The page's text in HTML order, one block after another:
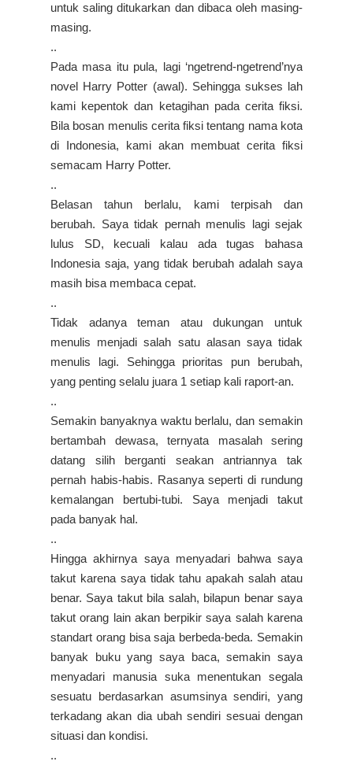
untuk saling ditukarkan dan dibaca oleh masing-
masing.
..
Pada masa itu pula, lagi ‘ngetrend-ngetrend’nya
novel Harry Potter (awal). Sehingga sukses lah
kami kepentok dan ketagihan pada cerita fiksi.
Bila bosan menulis cerita fiksi tentang nama kota
di Indonesia, kami akan membuat cerita fiksi
semacam Harry Potter.
..
Belasan tahun berlalu, kami terpisah dan
berubah. Saya tidak pernah menulis lagi sejak
lulus SD, kecuali kalau ada tugas bahasa
Indonesia saja, yang tidak berubah adalah saya
masih bisa membaca cepat.
..
Tidak adanya teman atau dukungan untuk
menulis menjadi salah satu alasan saya tidak
menulis lagi. Sehingga prioritas pun berubah,
yang penting selalu juara 1 setiap kali raport-an.
..
Semakin banyaknya waktu berlalu, dan semakin
bertambah dewasa, ternyata masalah sering
datang silih berganti seakan antriannya tak
pernah habis-habis. Rasanya seperti di rundung
kemalangan bertubi-tubi. Saya menjadi takut
pada banyak hal.
..
Hingga akhirnya saya menyadari bahwa saya
takut karena saya tidak tahu apakah salah atau
benar. Saya takut bila salah, bilapun benar saya
takut orang lain akan berpikir saya salah karena
standart orang bisa saja berbeda-beda. Semakin
banyak buku yang saya baca, semakin saya
menyadari manusia suka menentukan segala
sesuatu berdasarkan asumsinya sendiri, yang
terkadang akan dia ubah sendiri sesuai dengan
situasi dan kondisi.
..